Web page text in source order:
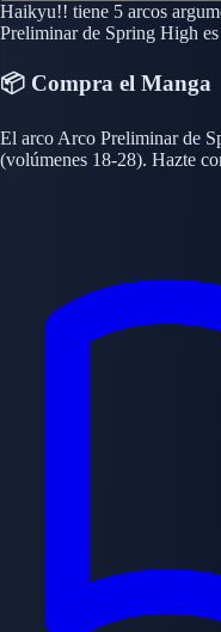
Haikyu!! tiene 5 arcos
Preliminar de Spring High
📦 Compra el Manga
El arco Arco Preliminar de
(volúmenes 18-28). Hazte